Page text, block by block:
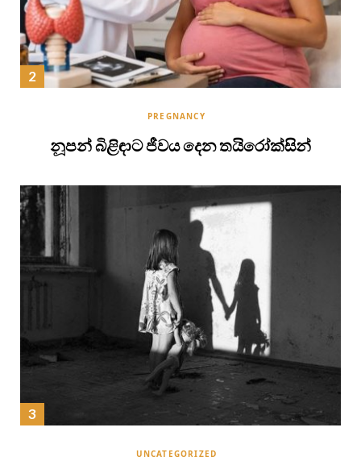
PREGNANCY
නූපන් බිළිඳාට ජීවය දෙන තයිරෝක්සින්
UNCATEGORIZED